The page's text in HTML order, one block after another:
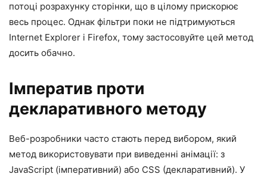
потоці розрахунку сторінки, що в цілому прискорює
весь процес. Однак фільтри поки не підтримуються
Internet Explorer і Firefox, тому застосовуйте цей метод
досить обачно.
Імператив проти
декларативного методу
Веб-розробники часто стають перед вибором, який
метод використовувати при виведенні анімації: з
JavaScript (імперативний) або CSS (декларативний). У